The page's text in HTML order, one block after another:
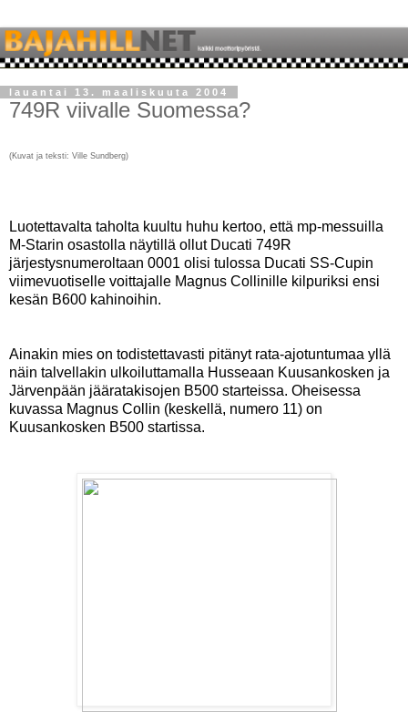
lauantai 13. maaliskuuta 2004
749R viivalle Suomessa?
(Kuvat ja teksti: Ville Sundberg)
Luotettavalta taholta kuultu huhu kertoo, että mp-messuilla
M-Starin osastolla näytillä ollut Ducati 749R
järjestysnumeroltaan 0001 olisi tulossa Ducati SS-Cupin
viimevuotiselle voittajalle Magnus Collinille kilpuriksi ensi
kesän B600 kahinoihin.
Ainakin mies on todistettavasti pitänyt rata-ajotuntumaa yllä
näin talvellakin ulkoiluttamalla Husseaan Kuusankosken ja
Järvenpään jääratakisojen B500 starteissa. Oheisessa
kuvassa Magnus Collin (keskellä, numero 11) on
Kuusankosken B500 startissa.